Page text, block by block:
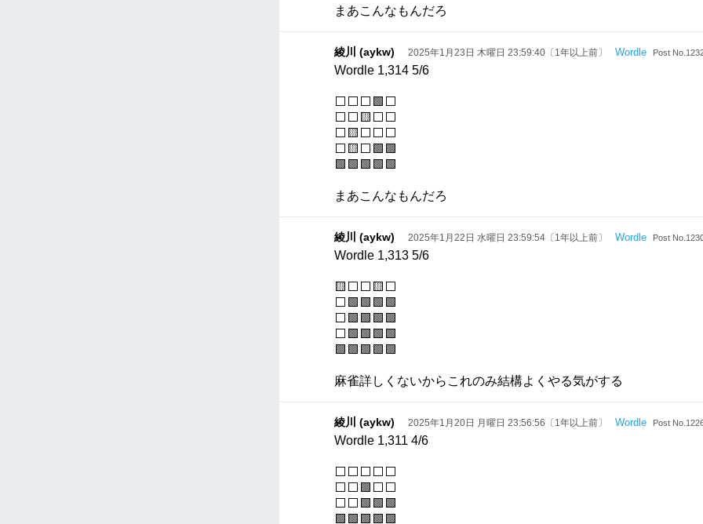
まあこんなもんだろ
綾川 (aykw) 2025年1月23日 木曜日 23:59:40〔1年以上前〕 Wordle Post
Wordle 1,314 5/6
⬜⬜⬜🟩⬜
⬜⬜🟨⬜⬜
⬜🟨⬜⬜⬜
⬜🟨⬜🟩🟩
🟩🟩🟩🟩🟩
まあこんなもんだろ
綾川 (aykw) 2025年1月22日 水曜日 23:59:54〔1年以上前〕 Wordle Post
Wordle 1,313 5/6
🟨⬜⬜🟨⬜
⬜🟩🟩🟩🟩
⬜🟩🟩🟩🟩
⬜🟩🟩🟩🟩
🟩🟩🟩🟩🟩
麻雀詳しくないからこれのみ結構よくやる気がする
綾川 (aykw) 2025年1月20日 月曜日 23:56:56〔1年以上前〕 Wordle Post
Wordle 1,311 4/6
⬜⬜⬜⬜⬜
⬜⬜🟩⬜⬜
⬜⬜🟩🟩🟩
🟩🟩🟩🟩🟩